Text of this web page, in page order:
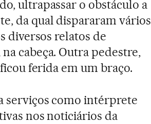
ultrapassar o obstáculo a
da qual dispararam vários
diversos relatos de
cabeça. Outra pedestre,
ferida em um braço.
serviços como intérprete
nos noticiários da